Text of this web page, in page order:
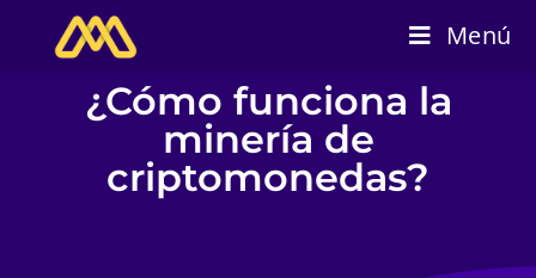
Menú
¿Cómo funciona la
minería de
criptomonedas?